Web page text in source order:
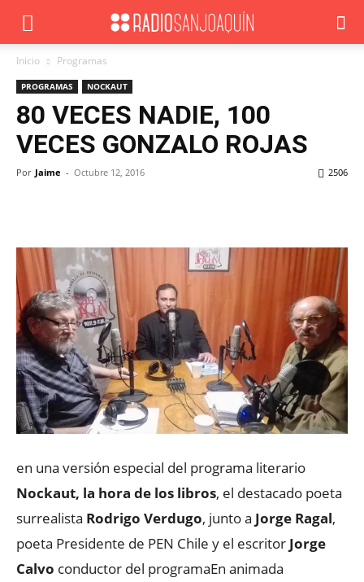
Inicio Programas
PROGRAMAS NOCKAUT
80 VECES NADIE, 100
VECES GONZALO ROJAS
Por Jaime - Octubre 12, 2016 2506
en una versión especial del programa literario
Nockaut, la hora de los libros, el destacado poeta
surrealista Rodrigo Verdugo, junto a Jorge Ragal,
poeta Presidente de PEN Chile y el escritor Jorge
Calvo conductor del programaEn animada